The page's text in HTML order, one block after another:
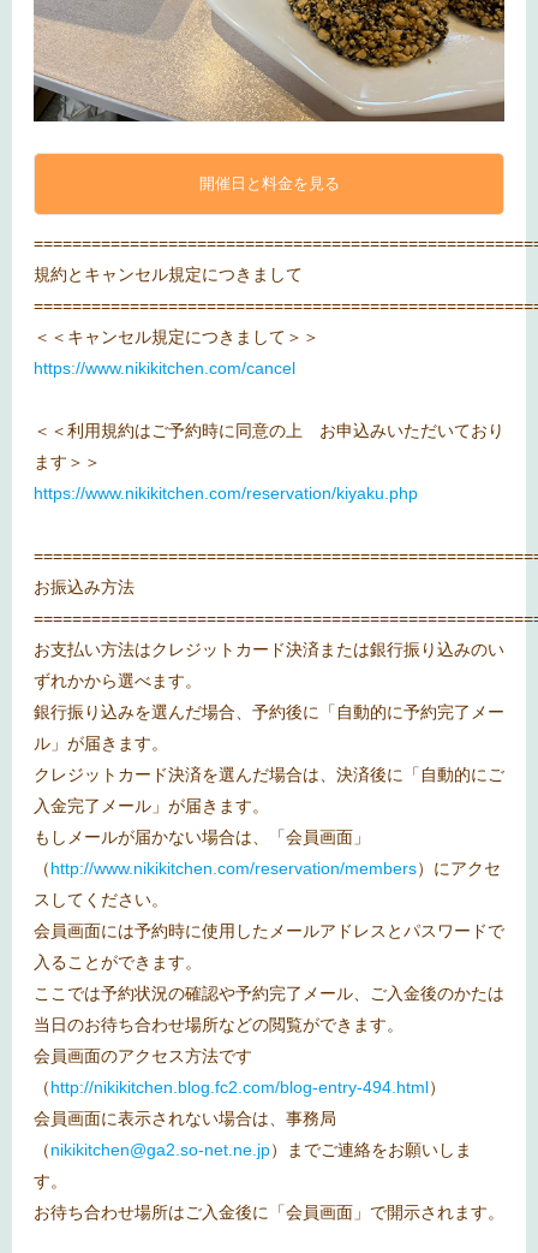
開催日と料金を見る
規約とキャンセル規定につきまして
＜＜キャンセル規定につきまして＞＞
https://www.nikikitchen.com/cancel
＜＜利用規約はご予約時に同意の上 お申込みいただいており
ます＞＞
https://www.nikikitchen.com/reservation/kiyaku.php
お振込み方法
お支払い方法はクレジットカード決済または銀行振り込みのい
ずれかから選べます。
銀行振り込みを選んだ場合、予約後に「自動的に予約完了メー
ル」が届きます。
クレジットカード決済を選んだ場合は、決済後に「自動的にご
入金完了メール」が届きます。
もしメールが届かない場合は、「会員画面」
（http://www.nikikitchen.com/reservation/members）にアクセ
スしてください。
会員画面には予約時に使用したメールアドレスとパスワードで
入ることができます。
ここでは予約状況の確認や予約完了メール、ご入金後のかたは
当日のお待ち合わせ場所などの閲覧ができます。
会員画面のアクセス方法です
（http://nikikitchen.blog.fc2.com/blog-entry-494.html）
会員画面に表示されない場合は、事務局
（nikikitchen@ga2.so-net.ne.jp）までご連絡をお願いしま
す。
お待ち合わせ場所はご入金後に「会員画面」で開示されます。